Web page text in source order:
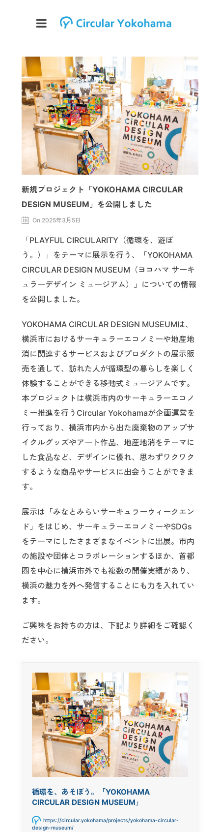
新規プロジェクト「YOKOHAMA CIRCULAR
DESIGN MUSEUM」を公開しました
On 2025年3月5日
「PLAYFUL CIRCULARITY（循環を、遊ぼ
う。）」をテーマに展示を行う、「YOKOHAMA
CIRCULAR DESIGN MUSEUM（ヨコハマ サーキ
ュラーデザイン ミュージアム）」についての情報
を公開しました。
YOKOHAMA CIRCULAR DESIGN MUSEUMは、
横浜市におけるサーキュラーエコノミーや地産地
消に関連するサービスおよびプロダクトの展示販
売を通して、訪れた人が循環型の暮らしを楽しく
体験することができる移動式ミュージアムです。
本プロジェクトは横浜市内のサーキュラーエコノ
ミー推進を行うCircular Yokohamaが企画運営を
行っており、横浜市内から出た廃棄物のアップサ
イクルグッズやアート作品、地産地消をテーマに
した食品など、デザインに優れ、思わずワクワク
するような商品やサービスに出会うことができま
す。
展示は「みなとみらいサーキュラーウィークエン
ド」をはじめ、サーキュラーエコノミーやSDGs
をテーマにしたさまざまなイベントに出展。市内
の施設や団体とコラボレーションするほか、首都
圏を中心に横浜市外でも複数の開催実績があり、
横浜の魅力を外へ発信することにも力を入れてい
ます。
ご興味をお持ちの方は、下記より詳細をご確認く
ださい。
循環を、あそぼう。「YOKOHAMA
CIRCULAR DESIGN MUSEUM」
https://circular.yokohama/projects/yokohama-circular-
design-museum/